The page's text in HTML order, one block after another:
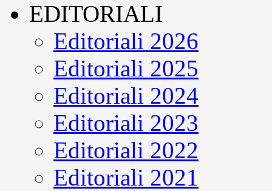
EDITORIALI
Editoriali 2026
Editoriali 2025
Editoriali 2024
Editoriali 2023
Editoriali 2022
Editoriali 2021